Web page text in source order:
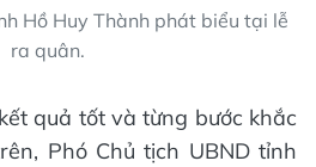
Hồ Huy Thành phát biểu tại lễ
ra quân.
quả tốt và từng bước khắc
Phó Chủ tịch UBND tỉnh